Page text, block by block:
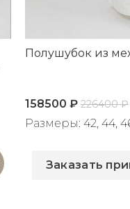
Полушубок из
158500 ₽ 226400₽
Размеры: 42, 44,
Заказать